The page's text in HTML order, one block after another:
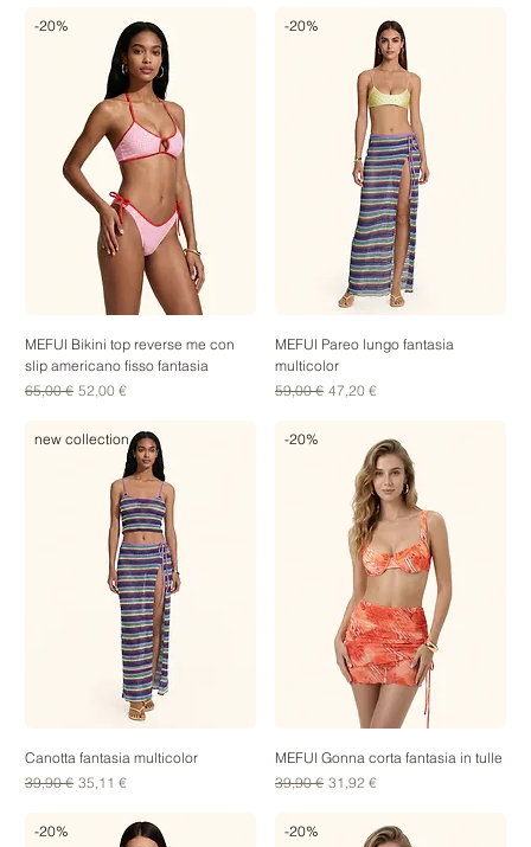
-20%
MEFUI Bikini top reverse me con
slip americano fisso fantasia
Prezzo regolare
65,00 € Prezzo scontato
52,00 €
-20%
MEFUI Pareo lungo fantasia
multicolor
Prezzo regolare
59,00 € Prezzo scontato
47,20 €
new collection
Canotta fantasia multicolor
Prezzo regolare
39,90 € Prezzo scontato
35,11 €
-20%
MEFUI Gonna corta fantasia in tulle
Prezzo regolare
39,90 € Prezzo scontato
31,92 €
-20% -20%